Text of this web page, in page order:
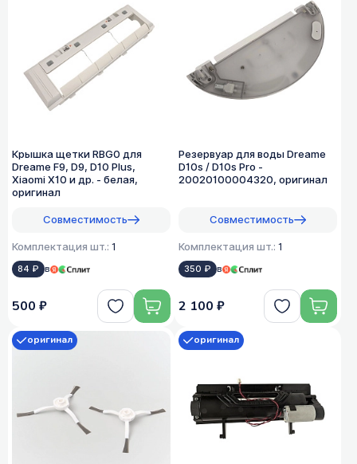
Крышка щетки RBG0 для
Dreame F9, D9, D10 Plus,
Xiaomi X10 и др. - белая,
оригинал
Совместимость
Комплектация шт.: 1
84 ₽ в
500 ₽
Резервуар для воды Dreame
D10s / D10s Pro -
20020100004320, оригинал
Совместимость
Комплектация шт.: 1
350 ₽ в
2 100 ₽
оригинал оригинал